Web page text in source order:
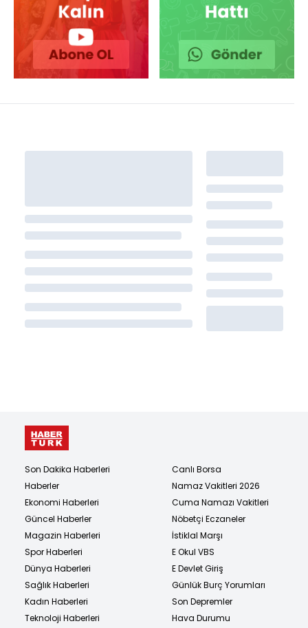
Son Dakika Haberleri
Haberler
Ekonomi Haberleri
Güncel Haberler
Magazin Haberleri
Spor Haberleri
Dünya Haberleri
Sağlık Haberleri
Kadın Haberleri
Teknoloji Haberleri
Canlı Borsa
Namaz Vakitleri 2026
Cuma Namazı Vakitleri
Nöbetçi Eczaneler
İstiklal Marşı
E Okul VBS
E Devlet Giriş
Günlük Burç Yorumları
Son Depremler
Hava Durumu